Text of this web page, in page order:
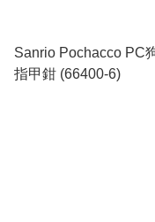
Sanrio Pochacco PC
指甲鉗 (66400-6)